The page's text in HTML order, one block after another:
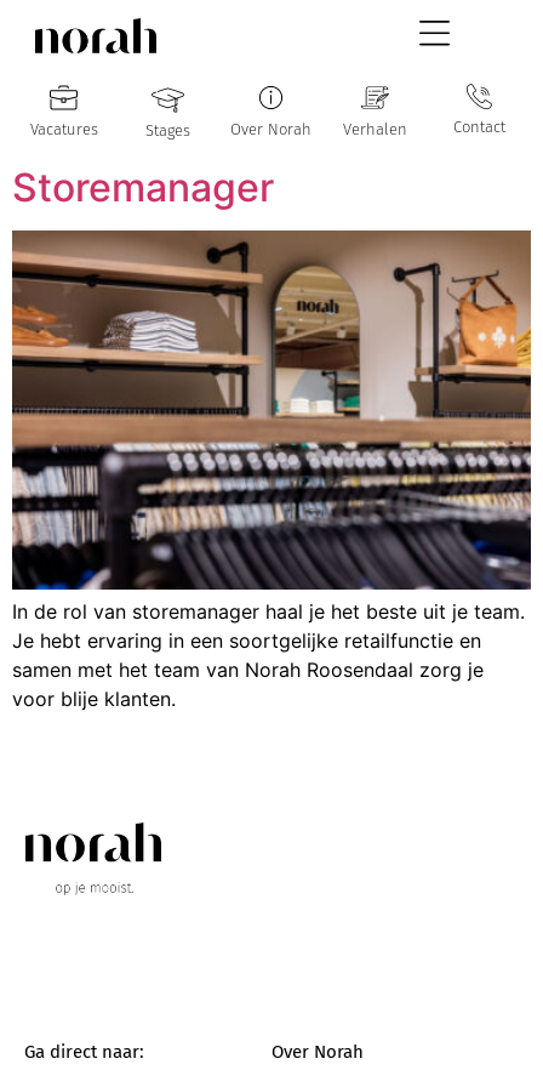
Vacatures Stages Over Norah Verhalen Contact
Storemanager
In de rol van storemanager haal je het beste uit je team.
Je hebt ervaring in een soortgelijke retailfunctie en
samen met het team van Norah Roosendaal zorg je
voor blije klanten.
Ga direct naar: Over Norah